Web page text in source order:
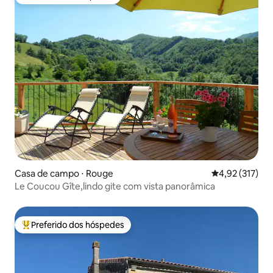
Casa de campo ⋅ Rouge 4,92 de uma
4,92 (317)
Le Coucou Gîte,lindo gite com vista panorâmica
Entre os melhores preferidos dos hóspedes
Preferido dos hóspedes